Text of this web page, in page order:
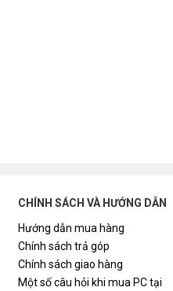
CHÍNH SÁCH VÀ HƯỚNG DẪN
Hướng dẫn mua hàng
Chính sách trả góp
Chính sách giao hàng
Một số câu hỏi khi mua PC tại